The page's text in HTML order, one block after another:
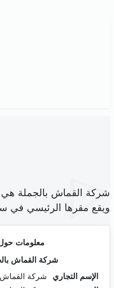
شركة القماش بالجملة
ويقع مقرها الرئيسي في سوق الوزر
معلومات
شركة القماش
الإسم التجاري
شركة القماش